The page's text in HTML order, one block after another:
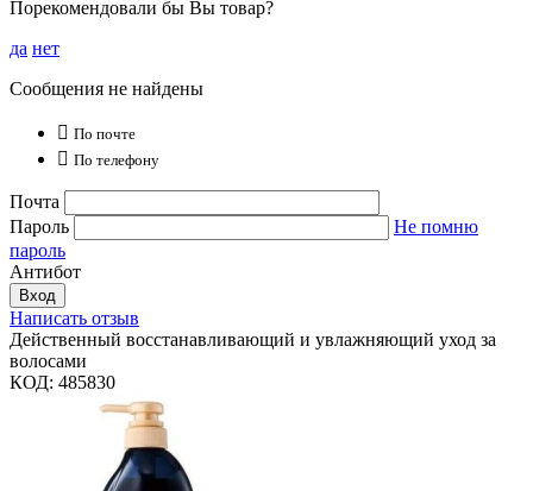
Порекомендовали бы Вы товар?
да нет
Сообщения не найдены
 По почте
 По телефону
Почта
Пароль
Не помню
пароль
Антибот
Вход
Написать отзыв
Действенный восстанавливающий и увлажняющий уход за
волосами
КОД: 485830